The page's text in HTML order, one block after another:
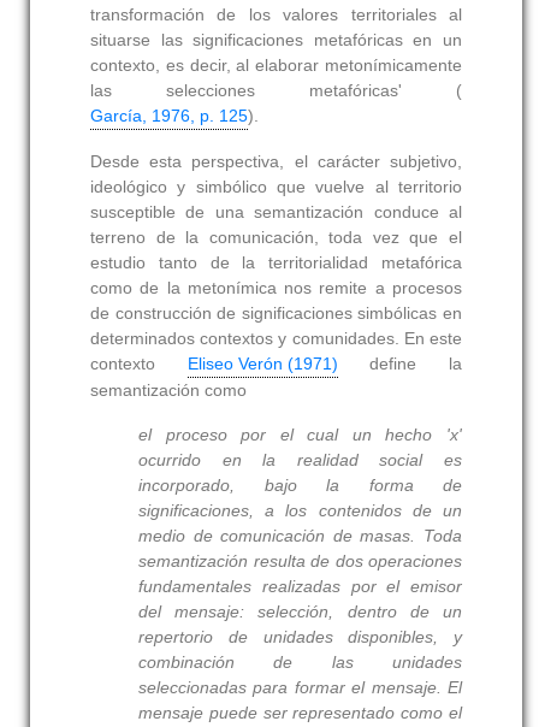
transformación de los valores territoriales al
situarse las significaciones metafóricas en un
contexto, es decir, al elaborar metonímicamente
las selecciones metafóricas' (
García, 1976, p. 125).
Desde esta perspectiva, el carácter subjetivo,
ideológico y simbólico que vuelve al territorio
susceptible de una semantización conduce al
terreno de la comunicación, toda vez que el
estudio tanto de la territorialidad metafórica
como de la metonímica nos remite a procesos
de construcción de significaciones simbólicas en
determinados contextos y comunidades. En este
contexto Eliseo Verón (1971) define la
semantización como
el proceso por el cual un hecho 'x'
ocurrido en la realidad social es
incorporado, bajo la forma de
significaciones, a los contenidos de un
medio de comunicación de masas. Toda
semantización resulta de dos operaciones
fundamentales realizadas por el emisor
del mensaje: selección, dentro de un
repertorio de unidades disponibles, y
combinación de las unidades
seleccionadas para formar el mensaje. El
mensaje puede ser representado como el